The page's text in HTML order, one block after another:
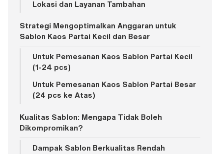
Lokasi dan Layanan Tambahan
Strategi Mengoptimalkan Anggaran untuk
Sablon Kaos Partai Kecil dan Besar
Untuk Pemesanan Kaos Sablon Partai Kecil
(1-24 pcs)
Untuk Pemesanan Kaos Sablon Partai Besar
(24 pcs ke Atas)
Kualitas Sablon: Mengapa Tidak Boleh
Dikompromikan?
Dampak Sablon Berkualitas Rendah